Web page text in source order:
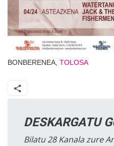
BONBERENEA, TOLOSA
DESKARGATU
Bilatu 28 Kanala zure